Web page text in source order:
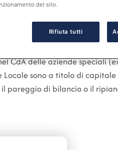
CdA delle aziende speciali
Locale sono a titolo di
pareggio di bilancio o il
del sito.
Rifiuta tutti